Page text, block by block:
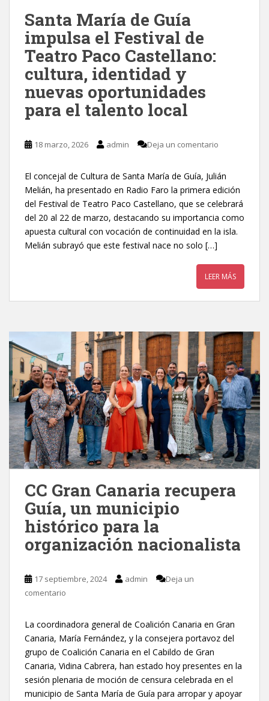
Santa María de Guía
impulsa el Festival de
Teatro Paco Castellano:
cultura, identidad y
nuevas oportunidades
para el talento local
18 marzo, 2026 admin Deja un comentario
El concejal de Cultura de Santa María de Guía, Julián
Melián, ha presentado en Radio Faro la primera edición
del Festival de Teatro Paco Castellano, que se celebrará
del 20 al 22 de marzo, destacando su importancia como
apuesta cultural con vocación de continuidad en la isla.
Melián subrayó que este festival nace no solo […]
LEER MÁS
CC Gran Canaria recupera
Guía, un municipio
histórico para la
organización nacionalista
17 septiembre, 2024 admin
Deja un
comentario
La coordinadora general de Coalición Canaria en Gran
Canaria, María Fernández, y la consejera portavoz del
grupo de Coalición Canaria en el Cabildo de Gran
Canaria, Vidina Cabrera, han estado hoy presentes en la
sesión plenaria de moción de censura celebrada en el
municipio de Santa María de Guía para arropar y apoyar